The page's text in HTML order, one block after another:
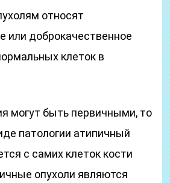
относят
или доброкачественное
клеток в
могут быть первичными, то
патологии атипичный
с самих клеток кости
опухоли являются